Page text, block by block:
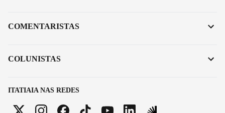
ITATIAIA NAS REDES
COMENTARISTAS
COLUNISTAS